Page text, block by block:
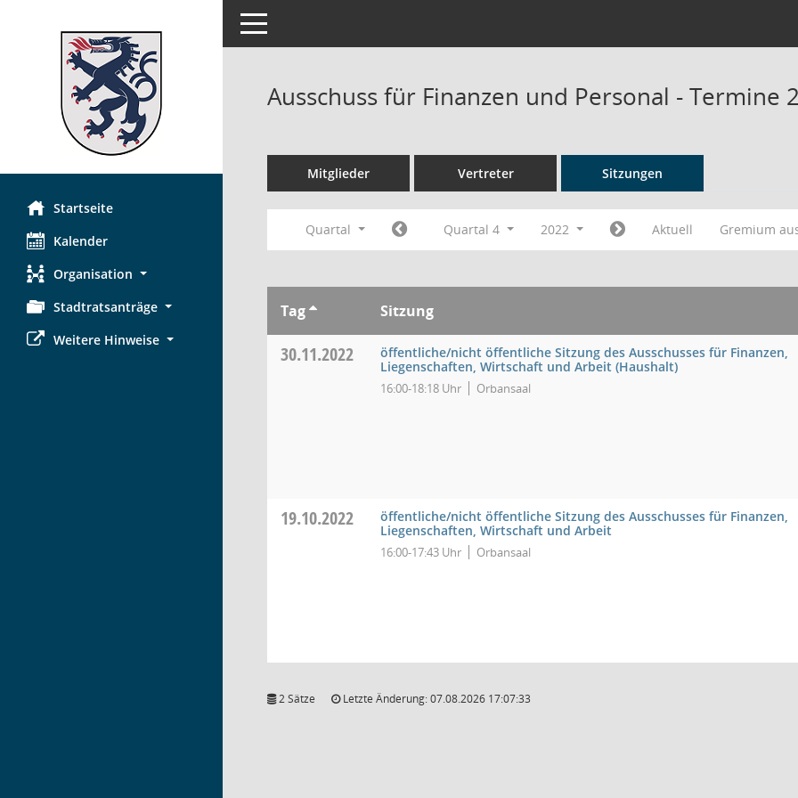
Startseite
Kalender
Organisation
Stadtratsanträge
Weitere Hinweise
Toggle navigation
Ausschuss für Finanzen und Personal - Termine
Mitglieder Vertreter Sitzungen
Quartal Quartal 4 2022 Aktuell Gremium
Tag Sitzung
30.11.2022
öffentliche/nicht öffentliche Sitzung des Ausschusses für Finanzen,
Liegenschaften, Wirtschaft und Arbeit (Haushalt)
16:00-18:18 Uhr Orbansaal
19.10.2022
öffentliche/nicht öffentliche Sitzung des Ausschusses für Finanzen,
Liegenschaften, Wirtschaft und Arbeit
16:00-17:43 Uhr Orbansaal
2 Sätze Letzte Änderung: 07.08.2026 17:07:33